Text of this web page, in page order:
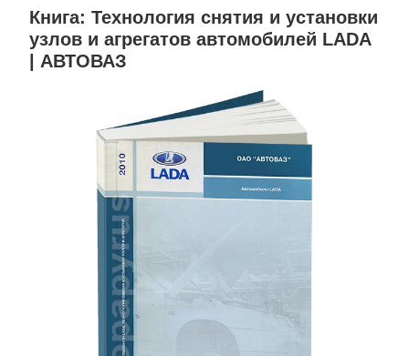
Книга: Технология снятия и установки
узлов и агрегатов автомобилей LADA
| АВТОВАЗ